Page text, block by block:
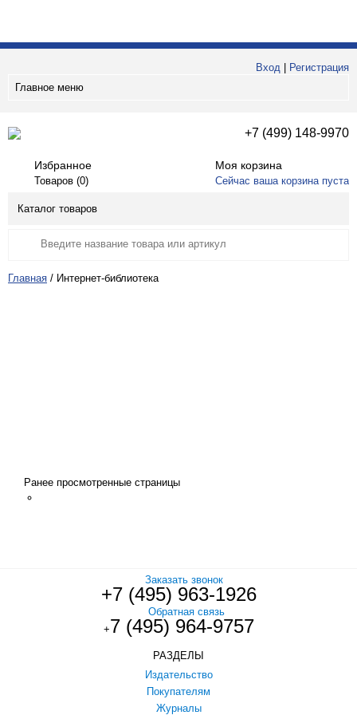
Вход
Регистрация
Главное меню
+7 (499) 148-9970
Избранное
Товаров (0)
Моя корзина
Сейчас ваша корзина пуста
Каталог товаров
Главная / Интернет-библиотека
Ранее просмотренные страницы
Заказать звонок
+7 (495) 963-1926
Обратная связь
+7 (495) 964-9757
РАЗДЕЛЫ
Издательство
Покупателям
Журналы